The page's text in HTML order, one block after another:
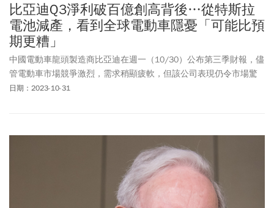
比亞迪Q3淨利破百億創高背後…從特斯拉
電池減產，看到全球電動車隱憂「可能比預
期更糟」
中國電動車龍頭製造商比亞迪在週一（10/30）公布第三季財報，儘
管電動車市場競爭激烈，需求稍顯疲軟，但該公司表現仍令市場驚
豔，鞏固其在中國市場的領導地位，淨利再度突破人民幣百億元，
日期：2023-10-31